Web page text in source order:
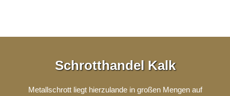
Schrotthandel Kalk
Metallschrott liegt hierzulande in großen Mengen auf